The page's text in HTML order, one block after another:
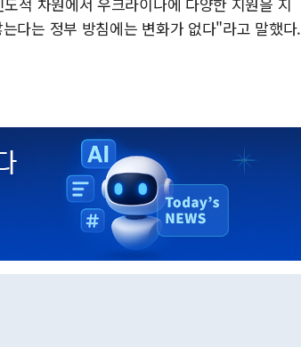
다는 정부 방침에는 변화가 없다"라고 말했다.